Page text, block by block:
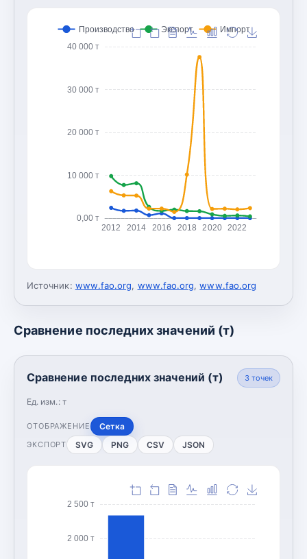
0,00 т
10 000 т
20 000 т
30 000 т
40 000 т
2012 2014 2016 2018 2020 2022
Производство Экспорт Импорт
Источник: www.fao.org, www.fao.org,www.fao.org
Сравнение последних значений (т)
Сравнение последних значений (т)
Ед. изм.: т
3точек
ОТОБРАЖЕНИЕ Сетка
ЭКСПОРТ SVG PNG CSV JSON
2 000 т
2 500 т